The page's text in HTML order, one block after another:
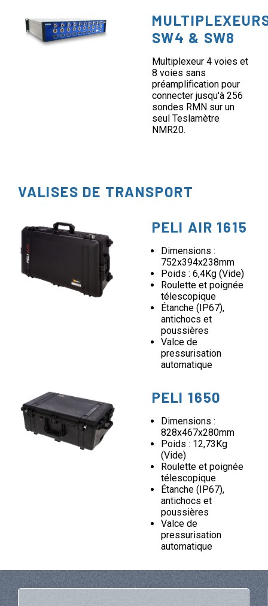
SW4 & SW8
Multiplexeur 4 voies et
8 voies sans
préamplification pour
connecter jusqu'à 256
sondes RMN sur un
seul Teslamètre
NMR20.
VALISES DE TRANSPORT
PELI AIR 1615
Dimensions :
752x394x238mm
Poids : 6,4Kg (Vide)
Roulette et poignée
télescopique
Étanche (IP67),
antichocs et
poussières
Valce de
pressurisation
automatique
PELI 1650
Dimensions :
828x467x280mm
Poids : 12,73Kg
(Vide)
Roulette et poignée
télescopique
Étanche (IP67),
antichocs et
poussières
Valce de
pressurisation
automatique